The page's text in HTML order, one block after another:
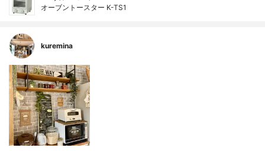
オーブントースター K-TS1
kuremina